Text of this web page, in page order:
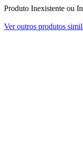
Produto Inexistente ou
Ver outros produtos